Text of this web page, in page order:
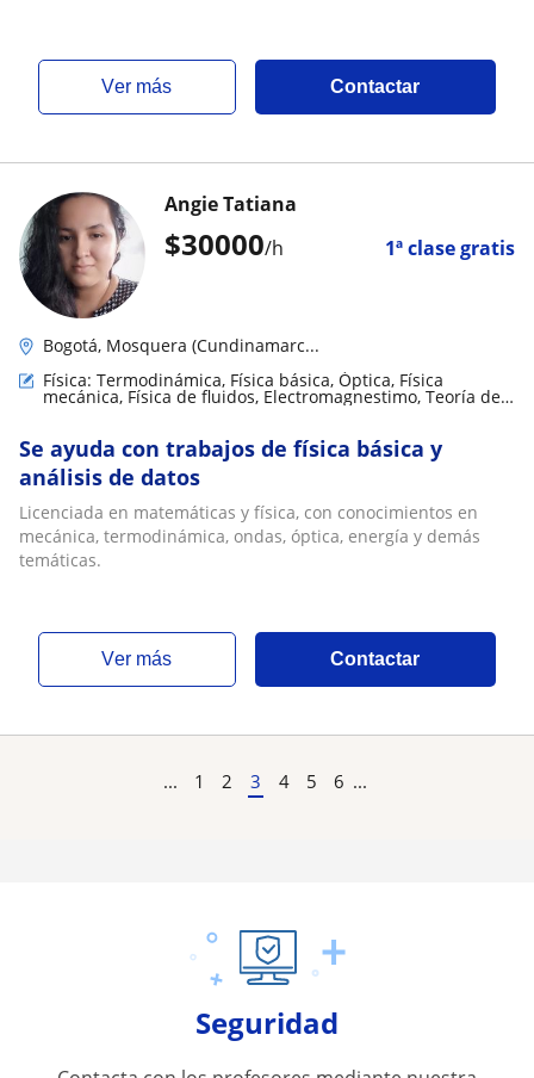
ver más Contactar
$30000/h 1ª clase gratis
Angie Tatiana
Bogotá, Mosquera (Cundinamarc...
Física: Termodinámica, Física básica, Óptica, Física
mecánica, Física de fluidos, Electromagnestimo, Teoría de
Se ayuda con trabajos de física básica y
análisis de datos
Licenciada en matemáticas y física, con conocimientos en
mecánica, termodinámica, ondas, óptica, energía y demás
temáticas.
ver más Contactar
... 1 2 3 4 5 6 ...
Seguridad